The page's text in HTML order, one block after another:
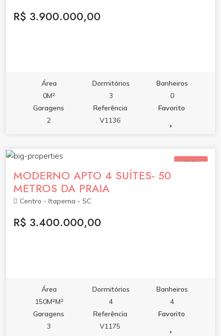
R$ 3.900.000,00
Área
0M²
Dormitórios
3
Banheiros
0
Garagens
2
Referência
V1136
Favorito
VENDA
MODERNO APTO 4 SUÍTES- 50
METROS DA PRAIA
Centro - Itapema - SC
R$ 3.400.000,00
Área
150M²M²
Dormitórios
4
Banheiros
4
Garagens
3
Referência
V1175
Favorito